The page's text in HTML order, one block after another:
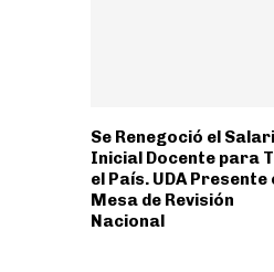
Se Renegoció el
Inicial Docente para
el País. UDA Presente
Mesa de Revisión
Nacional